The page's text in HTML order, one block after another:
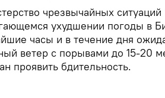
чрезвычайных
ухудшении погоды в
часы и в течение дня
ветер с порывами до 15-20
проявить бдительность.